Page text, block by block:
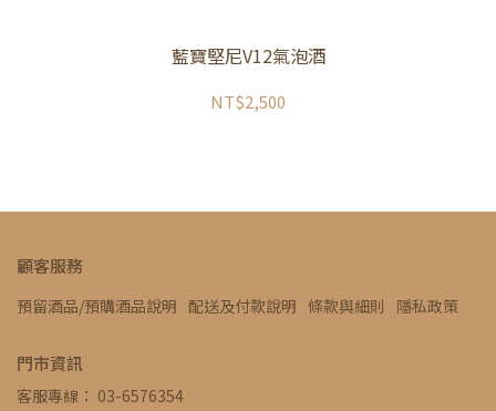
藍寶堅尼V12氣泡酒
NT$2,500
顧客服務
預留酒品/預購酒品說明 配送及付款說明 條款與細則 隱私政策
門市資訊
客服專線： 03-6576354